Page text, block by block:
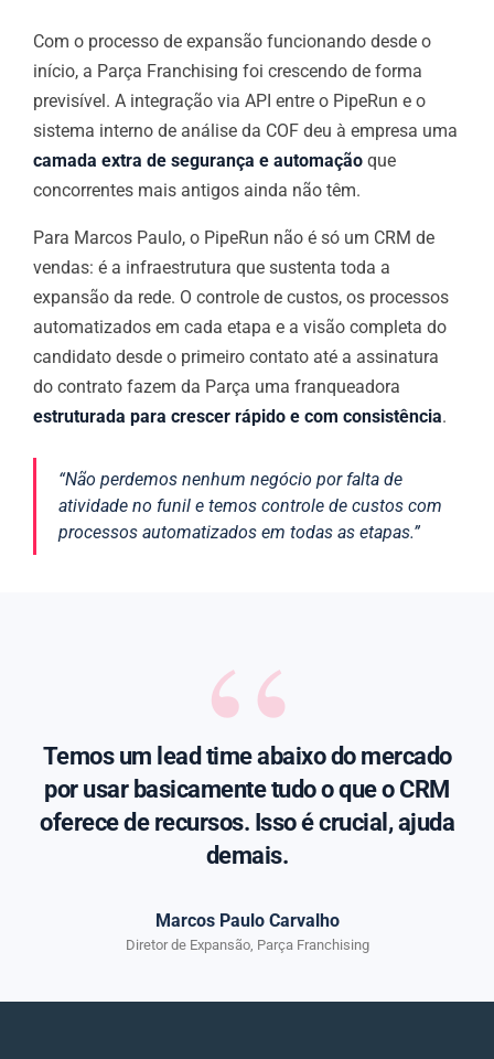
Com o processo de expansão funcionando desde o
início, a Parça Franchising foi crescendo de forma
previsível. A integração via API entre o PipeRun e o
sistema interno de análise da COF deu à empresa uma
camada extra de segurança e automação que
concorrentes mais antigos ainda não têm.
Para Marcos Paulo, o PipeRun não é só um CRM de
vendas: é a infraestrutura que sustenta toda a
expansão da rede. O controle de custos, os processos
automatizados em cada etapa e a visão completa do
candidato desde o primeiro contato até a assinatura
do contrato fazem da Parça uma franqueadora
estruturada para crescer rápido e com consistência.
“Não perdemos nenhum negócio por falta de
atividade no funil e temos controle de custos com
processos automatizados em todas as etapas.”
“
Temos um lead time abaixo do mercado
por usar basicamente tudo o que o CRM
oferece de recursos. Isso é crucial, ajuda
demais.
Marcos Paulo Carvalho
Diretor de Expansão, Parça Franchising